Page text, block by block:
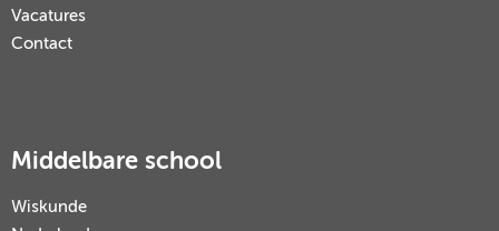
Vacatures
Contact
Middelbare school
Wiskunde